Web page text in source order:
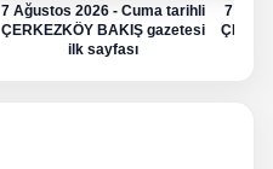
7 Ağustos 2026 - Cuma tarihli
ÇERKEZKÖY BAKIŞ gazetesi
ilk sayfası
7